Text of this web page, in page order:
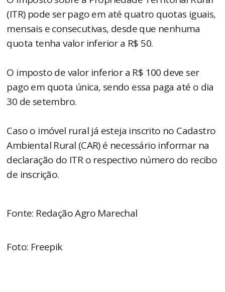
(ITR) pode ser pago em até quatro quotas iguais,
mensais e consecutivas, desde que nenhuma
quota tenha valor inferior a R$ 50.
O imposto de valor inferior a R$ 100 deve ser
pago em quota única, sendo essa paga até o dia
30 de setembro.
Caso o imóvel rural já esteja inscrito no Cadastro
Ambiental Rural (CAR) é necessário informar na
declaração do ITR o respectivo número do recibo
de inscrição.
Fonte: Redação Agro Marechal
Foto: Freepik